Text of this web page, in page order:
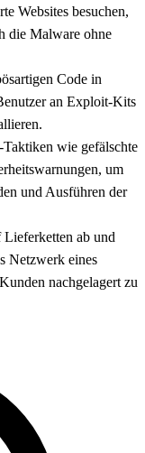
Websites besuchen,
die Malware ohne
Code in
an Exploit-Kits
wie gefälschte
um
und Ausführen der
ab und
Netzwerk eines
nachgelagert zu